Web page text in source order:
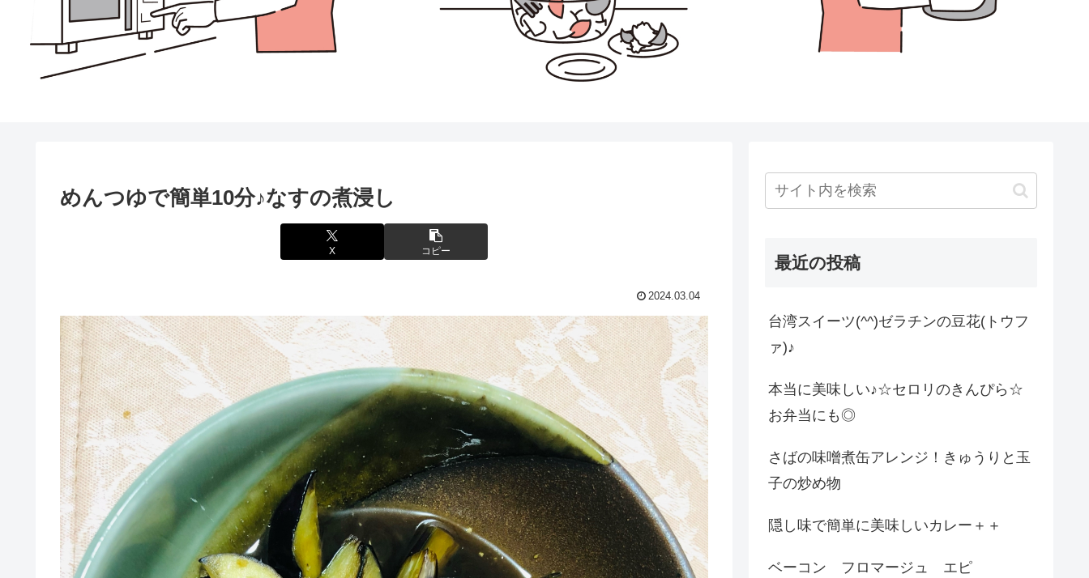
めんつゆで簡単10分♪なすの煮浸し
X コピー
2024.03.04
最近の投稿
台湾スイーツ(^^)ゼラチンの豆花(トウフ
ァ)♪
本当に美味しい♪☆セロリのきんぴら☆
お弁当にも◎
さばの味噌煮缶アレンジ！きゅうりと玉
子の炒め物
隠し味で簡単に美味しいカレー＋＋
ベーコン フロマージュ エピ